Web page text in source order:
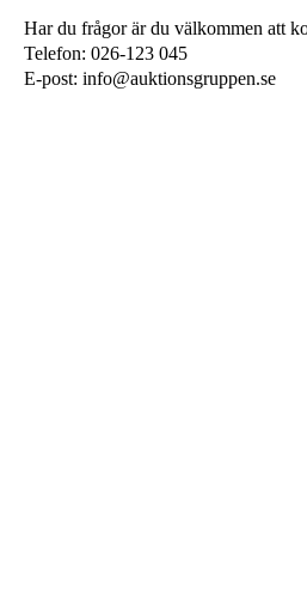
Har du frågor är du välkommen att
Telefon: 026-123 045
E-post: info@auktionsgruppen.se